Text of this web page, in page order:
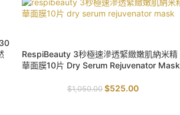
RespiBeauty 3秒極速滲透緊緻嫩肌納米精
華面膜10片 Dry Serum Rejuvenator Mask
$1,050.00 $525.00